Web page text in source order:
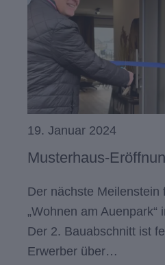
19. Januar 2024
Musterhaus-
Der nächste Meilenstein
„Wohnen am Auenpark“
Der 2. Bauabschnitt ist
Erwerber über…